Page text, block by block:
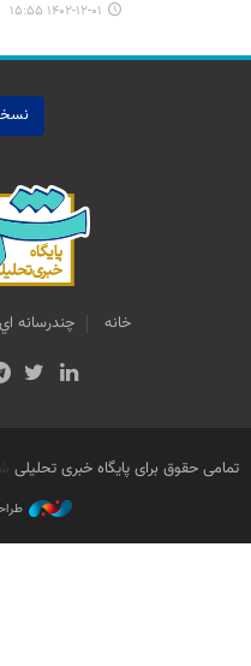
۱۴۰۲-۱۲-۰۱ ۱۵:۵۵
خانه چندرسانه اي
تمامی حقوق برای پایگاه خبری تحلیلی